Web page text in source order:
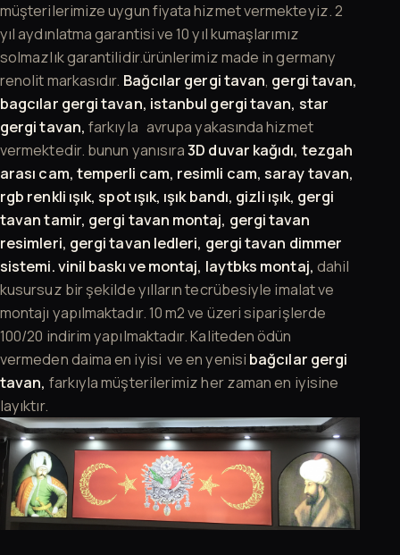
müşterilerimize uygun fiyata hizmet vermekteyiz. 2
yıl aydınlatma garantisi ve 10 yıl kumaşlarımız
solmazlık garantilidir.ürünlerimiz made in germany
renolit markasıdır. Bağcılar gergi tavan, gergi tavan,
bagcılar gergi tavan, istanbul gergi tavan, star
gergi tavan, farkıyla avrupa yakasında hizmet
vermektedir. bunun yanısıra3D duvar kağıdı, tezgah
arası cam, temperli cam, resimli cam, saray tavan,
rgb renkli ışık, spot ışık, ışık bandı, gizli ışık, gergi
tavan tamir, gergi tavan montaj, gergi tavan
resimleri, gergi tavan ledleri, gergi tavan dimmer
sistemi. vinil baskı ve montaj, laytbks montaj, dahil
kusursuz bir şekilde yılların tecrübesiyle imalat ve
montajı yapılmaktadır. 10 m2 ve üzeri siparişlerde
100/20 indirim yapılmaktadır. Kaliteden ödün
vermeden daima en iyisi ve en yenisi bağcılar gergi
tavan, farkıyla müşterilerimiz her zaman en iyisine
layıktır.